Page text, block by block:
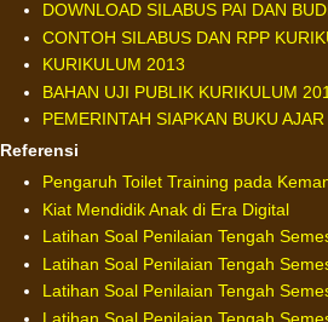
DOWNLOAD SILABUS PAI DAN
CONTOH SILABUS DAN RPP
KURIKULUM 2013
BAHAN UJI PUBLIK KURIKULUM
PEMERINTAH SIAPKAN BUKU AJAR
Referensi
Pengaruh Toilet Training pada
Kiat Mendidik Anak di Era Digital
Latihan Soal Penilaian Tengah
Latihan Soal Penilaian Tengah
Latihan Soal Penilaian Tengah
Latihan Soal Penilaian Tengah